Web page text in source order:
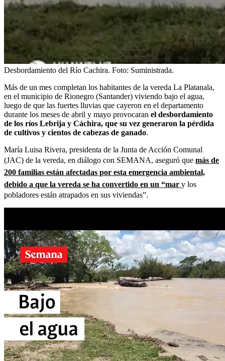
Desbordamiento del Río Cachira. Foto: Suministrada.
Más de un mes completan los habitantes de la vereda La Platanala,
en el municipio de Rionegro (Santander) viviendo bajo el agua,
luego de que las fuertes lluvias que cayeron en el departamento
durante los meses de abril y mayo provocaran el desbordamiento
de los ríos Lebrija y Cáchira, que su vez generaron la pérdida
de cultivos y cientos de cabezas de ganado.
María Luisa Rivera, presidenta de la Junta de Acción Comunal
(JAC) de la vereda, en diálogo con SEMANA, aseguró que más de
200 familias están afectadas por esta emergencia ambiental,
debido a que la vereda se ha convertido en un “mar y los
pobladores están atrapados en sus viviendas”.